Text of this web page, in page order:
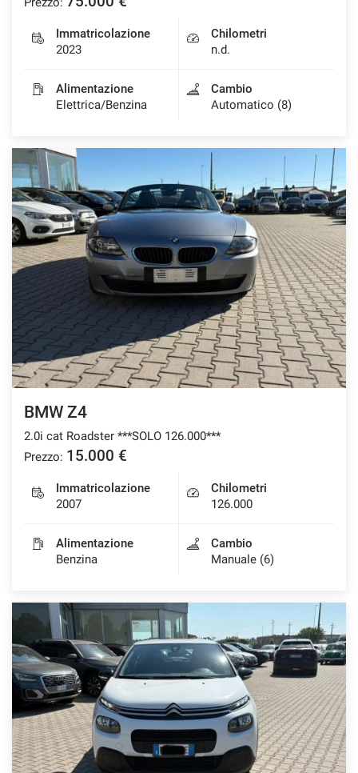
Immatricolazione
2023
Chilometri
n.d.
Alimentazione
Elettrica/Benzina
Cambio
Automatico (8)
BMW Z4
2.0i cat Roadster ***SOLO 126.000***
Prezzo: 15.000 €
Immatricolazione
2007
Chilometri
126.000
Alimentazione
Benzina
Cambio
Manuale (6)